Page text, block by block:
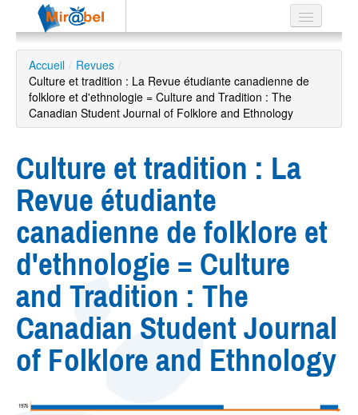
Le réseau
Soutien
Listes
Recherche
avancée
EN
ES
Accueil / Revues /
Culture et tradition : La Revue étudiante canadienne de
folklore et d'ethnologie = Culture and Tradition : The
Canadian Student Journal of Folklore and Ethnology
Culture et tradition : La
Revue étudiante
canadienne de folklore et
d'ethnologie = Culture
and Tradition : The
Canadian Student Journal
of Folklore and Ethnology
1976